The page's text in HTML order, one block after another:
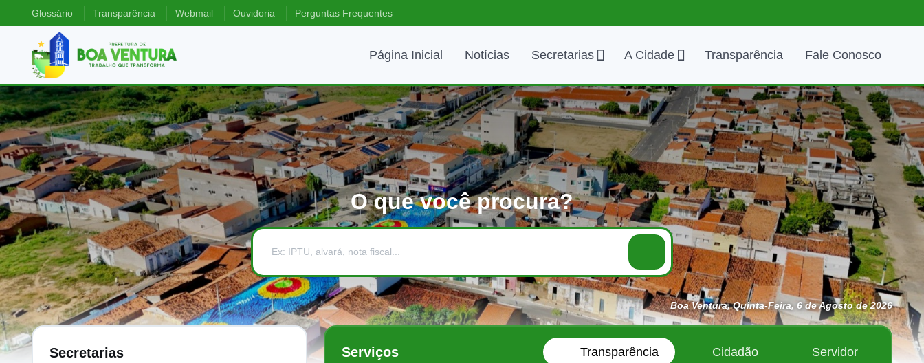
Glossário Transparência Webmail Ouvidoria Perguntas Frequentes
Página Inicial Notícias Secretarias A Cidade Transparência Fale Conosco
O que você procura?
Boa Ventura, Quinta-Feira, 6 de Agosto de 2026
Secretarias Serviços Transparência Cidadão Servidor